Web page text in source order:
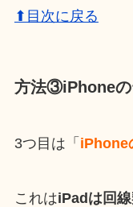
⬆目次に戻る
方法③iPhoneの
3つ目は「 iPhone
これはiPadは回